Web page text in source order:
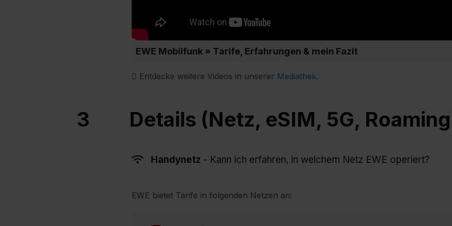
EWE Mobilfunk » Tarife, Erfahrungen & mein Fazit
Entdecke weitere Videos in unserer Mediathek.
3 Details (Netz, eSIM, 5G,
Handynetz - Kann ich erfahren, in welchem Netz EWE operiert?
EWE bietet Tarife in folgenden Netzen an: